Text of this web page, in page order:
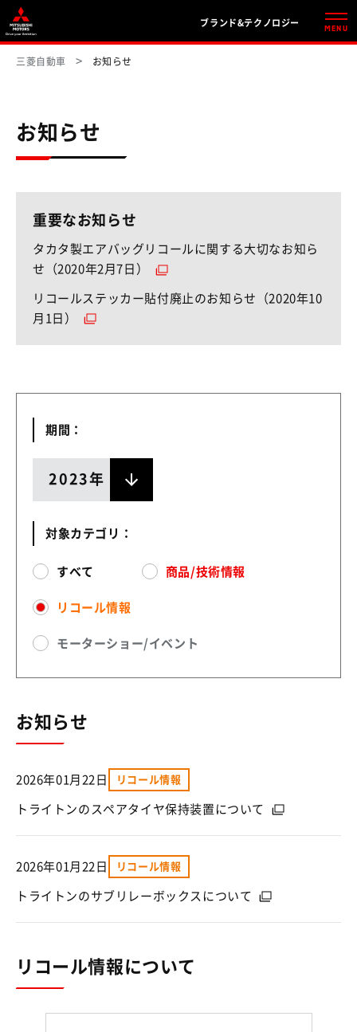
ブランド&テクノロジー
MENU
三菱自動車 お知らせ
お知らせ
重要なお知らせ
タカタ製エアバッグリコールに関する大切なお知ら
せ（2020年2月7日）
（別ウィンドウで開く）
リコールステッカー貼付廃止のお知らせ（2020年10
月1日）
（別ウィンドウで開く）
期間：
2023年
対象カテゴリ：
すべて 商品/技術情報
リコール情報
モーターショー/イベント
お知らせ
2026年01月22日 リコール情報
トライトンのスペアタイヤ保持装置について （別ウィンドウ
2026年01月22日 リコール情報
トライトンのサブリレーボックスについて （別ウィンドウで
リコール情報について